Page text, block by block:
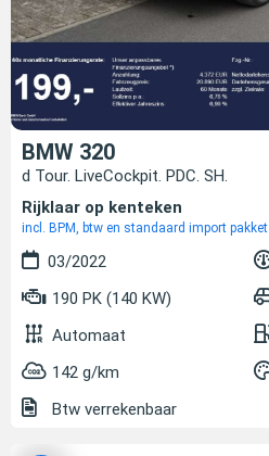
BMW 320
d Tour. LiveCockpit. PDC. SH.
Rijklaar op kenteken
incl. BPM, btw en standaard import pakket
03/2022
190 PK (140 KW)
Automaat
142 g/km
Btw verrekenbaar